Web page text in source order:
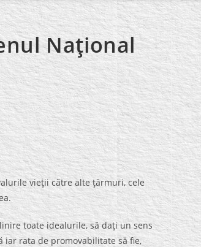
Naţional
vieţii către alte ţărmuri, cele
toate idealurile, să daţi un sens
rata de promovabilitate să fie,